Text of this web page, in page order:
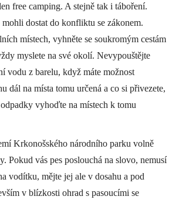
free camping. A stejně tak i táboření.
mohli dostat do konfliktu se zákonem.
místech, vyhněte se soukromým cestám
myslete na své okolí. Nevypouštějte
vodu z barelu, když máte možnost
dál na místa tomu určená a co si přivezete,
vyhoďte na místech k tomu
Krkonošského národního parku volně
Pokud vás pes poslouchá na slovo, nemusí
vodítku, mějte jej ale v dosahu a pod
v blízkosti ohrad s pasoucími se